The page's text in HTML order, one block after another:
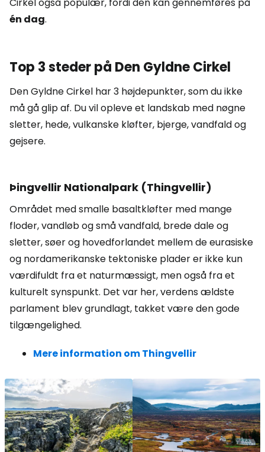
én dag.
Top 3 steder på Den Gyldne Cirkel
Den Gyldne Cirkel har 3 højdepunkter, som du ikke
må gå glip af. Du vil opleve et landskab med nøgne
sletter, hede, vulkanske kløfter, bjerge, vandfald og
gejsere.
Þingvellir Nationalpark (Thingvellir)
Området med smalle basaltkløfter med mange
floder, vandløb og små vandfald, brede dale og
sletter, søer og hovedforlandet mellem de eurasiske
og nordamerikanske tektoniske plader er ikke kun
værdifuldt fra et naturmæssigt, men også fra et
kulturelt synspunkt. Det var her, verdens ældste
parlament blev grundlagt, takket være den gode
tilgængelighed.
Mere information om Thingvellir